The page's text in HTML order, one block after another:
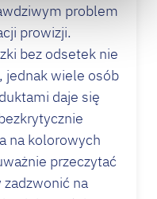
problem
prowizji.
bez odsetek nie
jednak wiele osób
daje się
na kolorowych
przeczytać
na